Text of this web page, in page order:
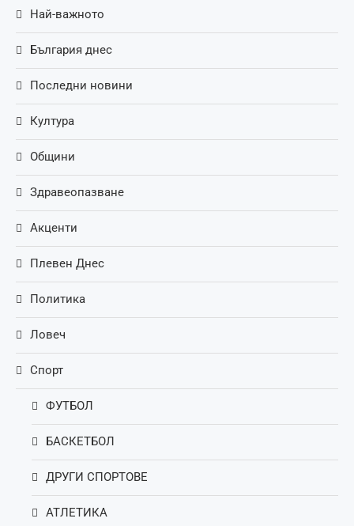
Най-важното
България днес
Последни новини
Култура
Общини
Здравеопазване
Акценти
Плевен Днес
Политика
Ловеч
Спорт
ФУТБОЛ
БАСКЕТБОЛ
ДРУГИ СПОРТОВЕ
АТЛЕТИКА